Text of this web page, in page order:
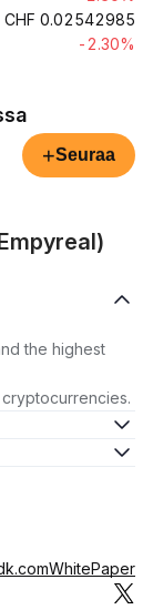
CHF 0.02542985
-2.30%
+Seuraa
the highest
WhitePaper